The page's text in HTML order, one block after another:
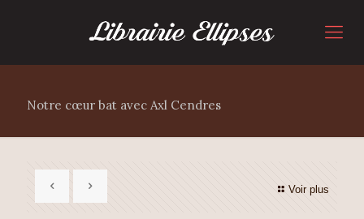
Notre cœur bat avec Axl Cendres
Voir plus